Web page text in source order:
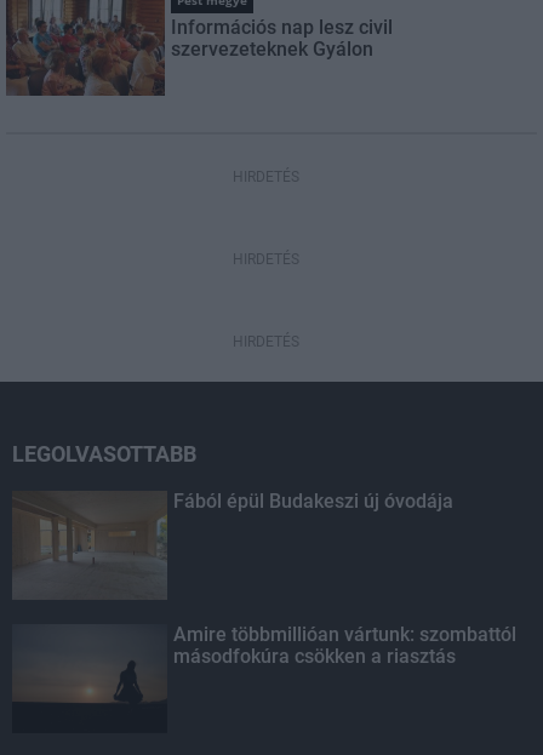
Információs nap lesz civil
szervezeteknek Gyálon
HIRDETÉS
HIRDETÉS
HIRDETÉS
LEGOLVASOTTABB
Fából épül Budakeszi új óvodája
Amire többmillióan vártunk: szombattól
másodfokúra csökken a riasztás